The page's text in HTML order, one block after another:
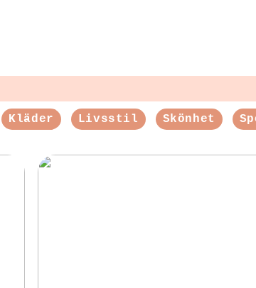
Kläder Livsstil Skönhet